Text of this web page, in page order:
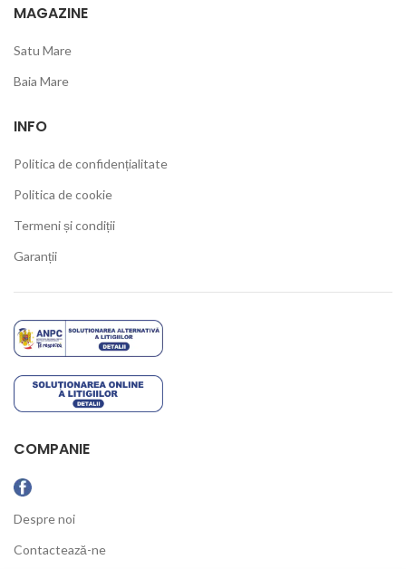
MAGAZINE
Satu Mare
Baia Mare
INFO
Politica de confidențialitate
Politica de cookie
Termeni și condiții
Garanții
COMPANIE
Despre noi
Contactează-ne